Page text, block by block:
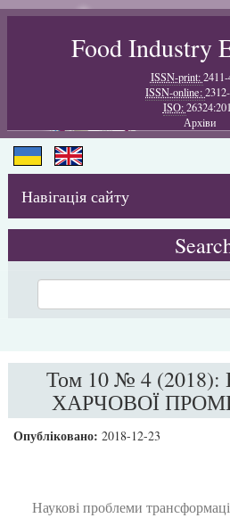
Food Industry
ISSN-print:
ISSN-online:
ISO:
Архiви
Навігація сайту
Том 10 № 4
ХАРЧОВОЇ
Опубліковано: 2018-12-23
Наукові проблеми